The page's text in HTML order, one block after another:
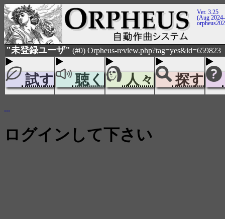
Ver. 3.25
(Aug
"未登録ユーザ" (#0) Orpheus-review.php?tag=yes&id=659823
試す 聴く 人々 探す
...
ログインして下さい